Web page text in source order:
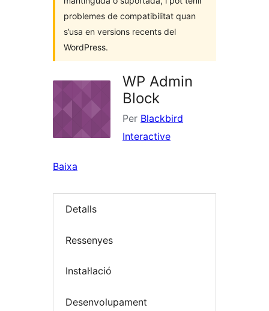
problemes de compatibilitat quan
s’usa en versions recents del
WordPress.
WP Admin
Block
Per Blackbird
Interactive
Baixa
Detalls
Ressenyes
Instal·lació
Desenvolupament